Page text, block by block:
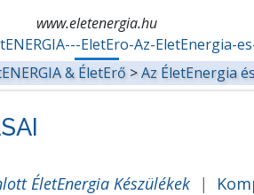
www.eletenergia.hu
EletEro-Az-EletEnergia-
& ÉletErő >Az ÉletEnergia
ÉletEnergia Készülékek |